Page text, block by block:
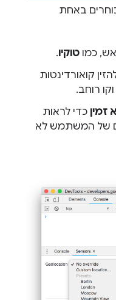
באחת
כמו טוקיו.
קואורדינטות
רוחב.
זמין כדי לראות
של המשתמש לא